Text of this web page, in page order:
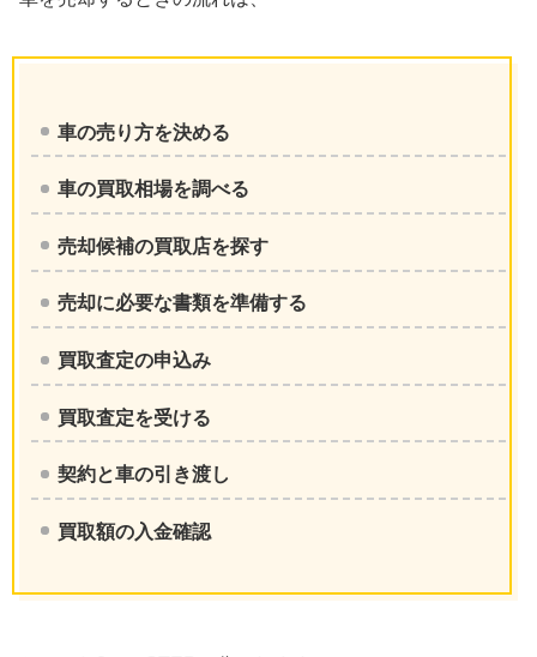
車の売り方を決める
車の買取相場を調べる
売却候補の買取店を探す
売却に必要な書類を準備する
買取査定の申込み
買取査定を受ける
契約と車の引き渡し
買取額の入金確認